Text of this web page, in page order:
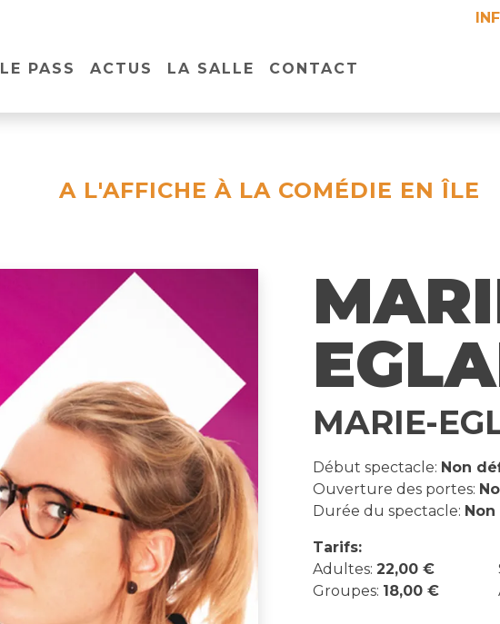
LE PASS ACTUS LA SALLE CONTACT
A L'AFFICHE À LA COMÉDIE EN ÎLE
MARIE-
Début spectacle: Non
Ouverture des portes:
Durée du spectacle:
Tarifs:
Adultes: 22,00 €
Groupes: 18,00 €